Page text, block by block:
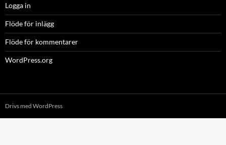
Logga in
Flöde för inlägg
Flöde för kommentarer
WordPress.org
Drivs med WordPress